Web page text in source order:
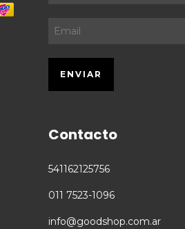
Contacto
541162125756
011 7523-1096
info@goodshop.com.ar